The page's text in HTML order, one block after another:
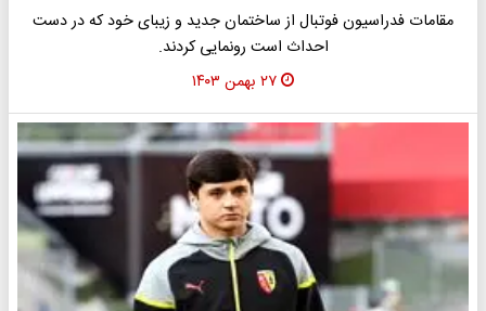
مقامات فدراسیون فوتبال از ساختمان جدید و زیبای خود که در دست
احداث است رونمایی کردند.
۲۷ بهمن ۱۴۰۳